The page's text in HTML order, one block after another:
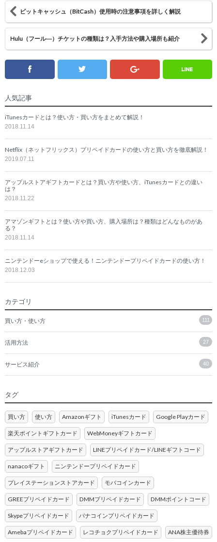
ビットキャッシュ（BitCash）使用時の注意事項を詳しく解説
Hulu（フール―）チケットの種類は？入手方法や購入場所も紹介
人気記事
iTunesカードとは？使い方・買い方をまとめて解説！
2018.11.14
Netflix（ネットフリックス）プリペイドカードの使い方と買い方を徹底解説！
2019.07.11
アップルストアギフトカードとは？買い方や使い方、iTunesカードとの違い
は？
2018.11.22
アマゾンギフトとは？使い方や買い方、購入場所は？種類はどんなものがあ
る？
2018.11.14
ニンテンドーeショップで使える！ニンテンドープリペイドカードの使い方！
2018.12.03
カテゴリ
買い方・使い方 111
活用方法 27
サービス紹介 40
タグ
買い方 使い方 Amazonギフト iTunesカード Google Playカード
楽天ポイントギフトカード WebMoneyギフトカード
アップルストアギフトカード LINEプリペイドカード/LINEギフトコード
nanacoギフト ニンテンドープリペイドカード
プレイステーションストアカード モバコインカード
GREEプリペイドカード DMMプリペイドカード DMMポイントコード
Skypeプリペイドカード バナコインプリペイドカード
Amebaプリペイドカード レコチョクプリペイドカード ANA株主優待券